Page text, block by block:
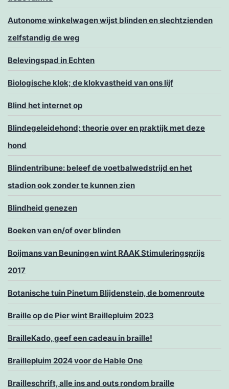
Autonome winkelwagen wijst blinden en slechtzienden
zelfstandig de weg
Belevingspad in Echten
Biologische klok; de klokvastheid van ons lijf
Blind het internet op
Blindegeleidehond; theorie over en praktijk met deze
hond
Blindentribune: beleef de voetbalwedstrijd en het
stadion ook zonder te kunnen zien
Blindheid genezen
Boeken van en/of over blinden
Boijmans van Beuningen wint RAAK Stimuleringsprijs
2017
Botanische tuin Pinetum Blijdenstein, de bomenroute
Braille op de Pier wint Braillepluim 2023
BrailleKado, geef een cadeau in braille!
Braillepluim 2024 voor de Hable One
Brailleschrift, alle ins and outs rondom braille